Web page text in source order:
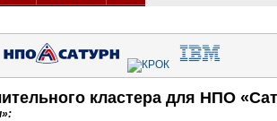
кластера для НПО